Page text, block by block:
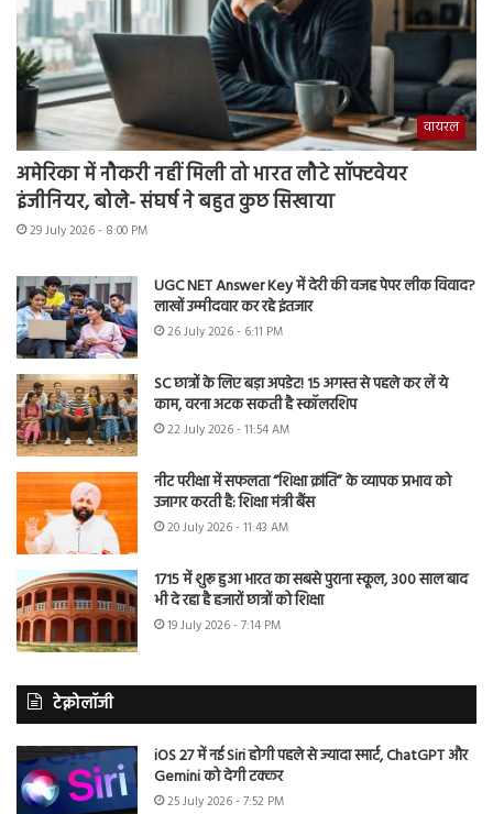
वायरल
अमेरिका में नौकरी नहीं मिली तो भारत लौटे सॉफ्टवेयर
इंजीनियर, बोले- संघर्ष ने बहुत कुछ सिखाया
29 July 2026 - 8:00 PM
UGC NET Answer Key में देरी की वजह पेपर लीक विवाद?
लाखों उम्मीदवार कर रहे इंतजार
26 July 2026 - 6:11 PM
SC छात्रों के लिए बड़ा अपडेट! 15 अगस्त से पहले कर लें ये
काम, वरना अटक सकती है स्कॉलरशिप
22 July 2026 - 11:54 AM
नीट परीक्षा में सफलता “शिक्षा क्रांति” के व्यापक प्रभाव को
उजागर करती है: शिक्षा मंत्री बैंस
20 July 2026 - 11:43 AM
1715 में शुरू हुआ भारत का सबसे पुराना स्कूल, 300 साल बाद
भी दे रहा है हजारों छात्रों को शिक्षा
19 July 2026 - 7:14 PM
टेक्नोलॉजी
iOS 27 में नई Siri होगी पहले से ज्यादा स्मार्ट, ChatGPT और
Gemini को देगी टक्कर
25 July 2026 - 7:52 PM